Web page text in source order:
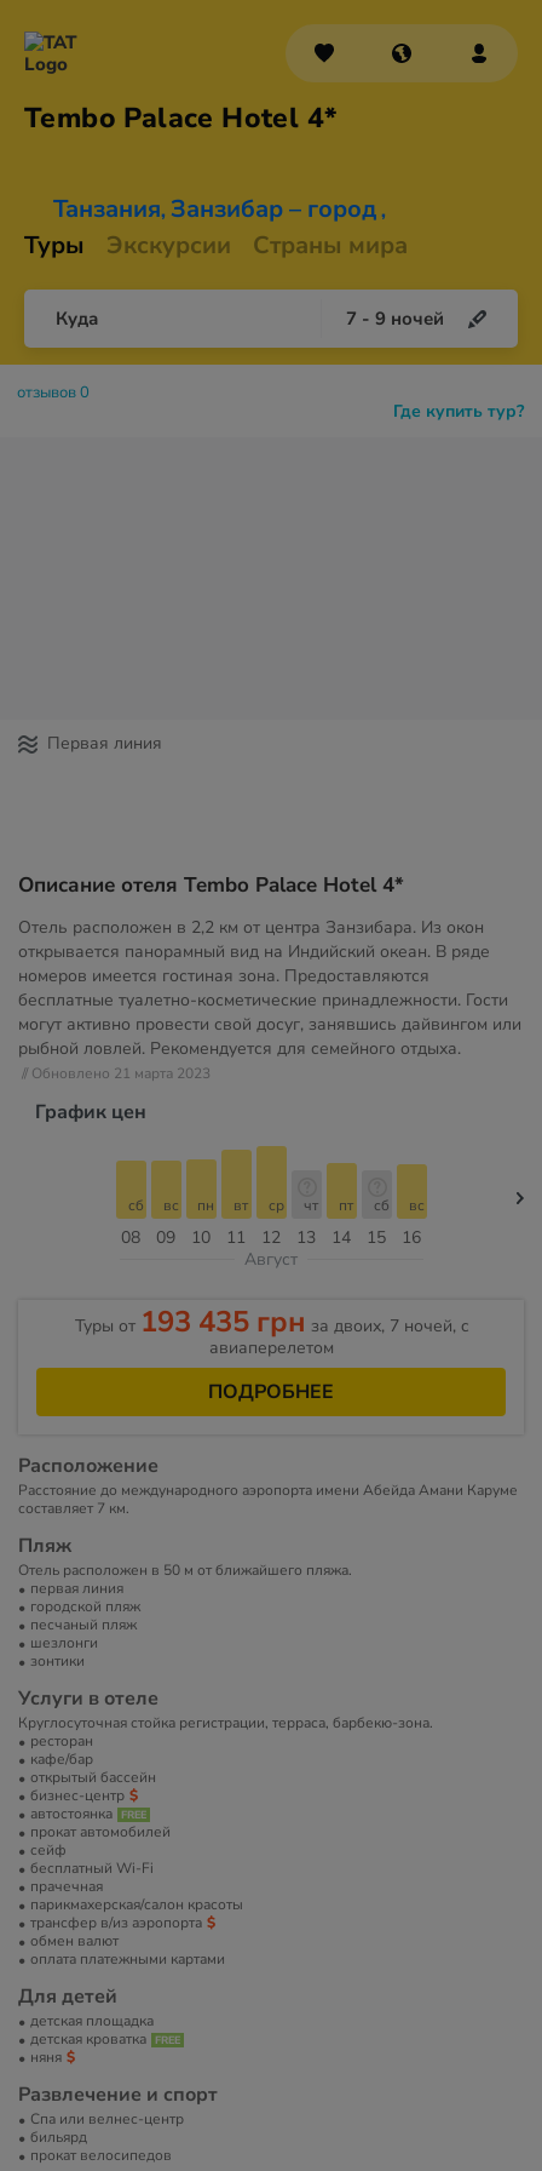
Tembo Palace Hotel 4*
Танзания, Занзибар – город ,
Туры Экскурсии Страны мира
Куда 7 - 9 ночей
Где купить тур?
отзывов 0
Первая линия
Описание отеля Tembo Palace Hotel 4*
Отель расположен в 2,2 км от центра Занзибара. Из окон
открывается панорамный вид на Индийский океан. В ряде
номеров имеется гостиная зона. Предоставляются
бесплатные туалетно-косметические принадлежности. Гости
могут активно провести свой досуг, занявшись дайвингом или
рыбной ловлей. Рекомендуется для семейного отдыха.
// Обновлено 21 марта 2023
График цен
08
сб
09
вс
10
пн
11
вт
12
ср
13
чт
14
пт
15
сб
16
вс
Август
Туры от 193 435 грн за двоих, 7 ночей, c
авиаперелетом
ПОДРОБНЕЕ
Расположение
Расстояние до международного аэропорта имени Абейда Амани Каруме
составляет 7 км.
Пляж
Отель расположен в 50 м от ближайшего пляжа.
первая линия
городской пляж
песчаный пляж
шезлонги
зонтики
Услуги в отеле
Круглосуточная стойка регистрации, терраса, барбекю-зона.
ресторан
кафе/бар
открытый бассейн
бизнес-центр
автостоянка
прокат автомобилей
сейф
бесплатный Wi-Fi
прачечная
парикмахерская/салон красоты
трансфер в/из аэропорта
обмен валют
оплата платежными картами
Для детей
детская площадка
детская кроватка
няня
Развлечение и спорт
Спа или велнес-центр
бильярд
прокат велосипедов